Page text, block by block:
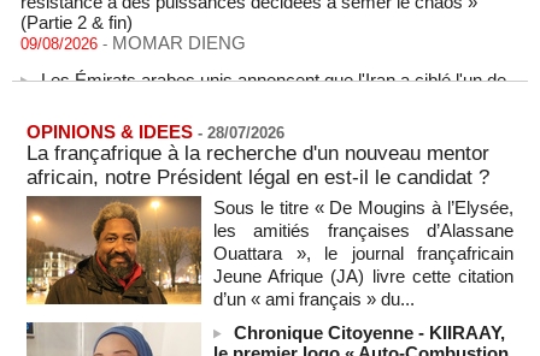
(Partie 2 & fin)
09/08/2026 -MOMAR DIENG
leurs navires avec un missile dans le détroit d'Ormuz
Le bilan des décès liés à la « migration massive » vers
Ceuta s'élève désormais à 14 personnes, selon une autorité
marocaine :
08/08/2026 -
Sénégal - Une revue de presse du 8 août 2026 (Par IA)
08/08/2026 -MOMO ALADJI
SENEGAL - Les Unes de la presse quotidienne du 8/9 août
2026
08/08/2026 -MOMO ALADJI
OPINIONS & IDEES - 28/07/2026
La françafrique à la recherche d'un nouveau mentor
africain, notre Président légal en est-il le candidat ?
Sous le titre « De Mougins à l’Elysée,
les amitiés françaises d’Alassane
Ouattara », le journal françafricain
Jeune Afrique (JA) livre cette citation
d’un « ami français » du...
Chronique Citoyenne - KIIRAAY,